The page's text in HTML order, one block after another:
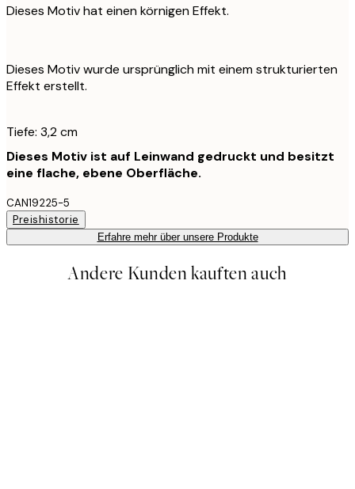
Dieses Motiv hat einen körnigen Effekt.
Dieses Motiv wurde ursprünglich mit einem strukturierten
Effekt erstellt.
Tiefe: 3,2 cm
Dieses Motiv ist auf Leinwand gedruckt und besitzt
eine flache, ebene Oberfläche.
CAN19225-5
Preishistorie
Erfahre mehr über unsere Produkte
Andere Kunden kauften auch